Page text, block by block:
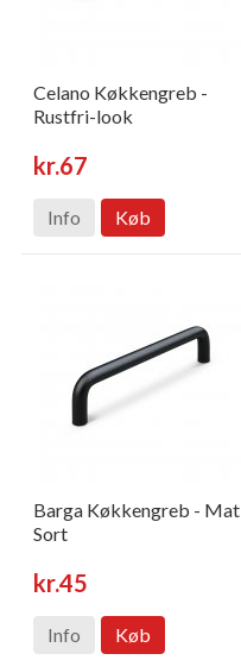
Celano Køkkengreb -
Rustfri-look
kr.67
Info Køb
Barga Køkkengreb - Mat
Sort
kr.45
Info Køb